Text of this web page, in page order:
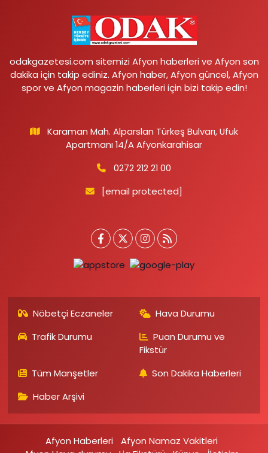
odakgazetesi.com sitemizi Afyon haberleri ve Afyon son
dakika için takip ediniz. Afyon haber, Afyon güncel, Afyon
spor ve Afyon magazin haberleri için bizi takip edin!
Karaman Mah. Alparslan Türkeş Bulvarı, Ufuk
Apartmanı 14/A Afyonkarahisar
0272 212 21 00
[email protected]
Nöbetçi Eczaneler
Hava Durumu
Trafik Durumu
Puan Durumu ve
Fikstür
Tüm Manşetler
Son Dakika Haberleri
Haber Arşivi
Afyon Haberleri
Afyon Namaz Vakitleri